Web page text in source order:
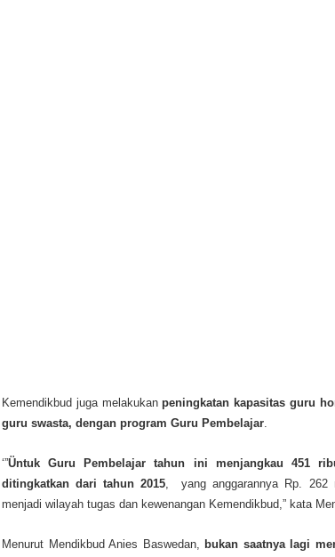
Kemendikbud juga melakukanpeningkatan kapasitas guru
guru swasta, dengan program Guru Pembelajar.
‘”Üntuk Guru Pembelajar tahun ini menjangkau 451
ditingkatkan dari tahun 2015, yang anggarannya Rp. 262
menjadi wilayah tugas dan kewenangan Kemendikbud,” kata
Menurut Mendikbud Anies Baswedan, bukan saatnya lagi